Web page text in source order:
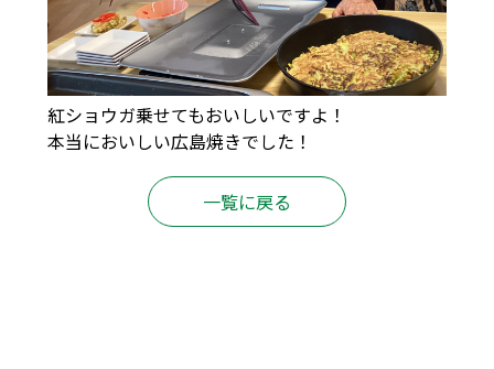
紅ショウガ乗せてもおいしいですよ！
本当においしい広島焼きでした！
一覧に戻る